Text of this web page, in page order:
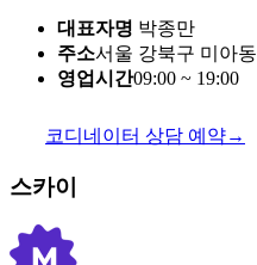
대표자명 박종만
주소서울 강북구 미아동
영업시간09:00 ~ 19:00
코디네이터 상담 예약→
스카이